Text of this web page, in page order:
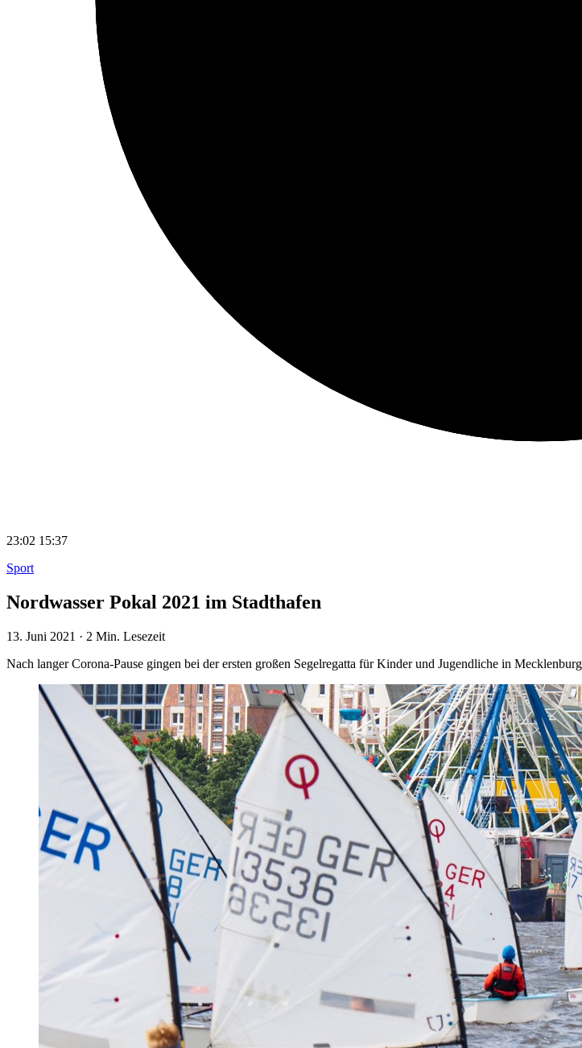
23:02 15:37
Sport
Nordwasser Pokal 2021 im Stadthafen
13. Juni 2021 · 2 Min. Lesezeit
Nach langer Corona-Pause gingen bei der ersten großen Segelregatta für Kinder und Jugendliche in